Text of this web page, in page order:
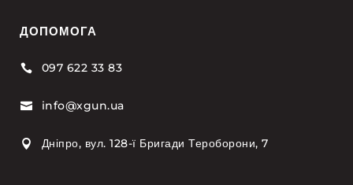
ДОПОМОГА
 097 622 33 83
 info@xgun.ua
 Дніпро, вул. 128-ї Бригади Тероборони, 7